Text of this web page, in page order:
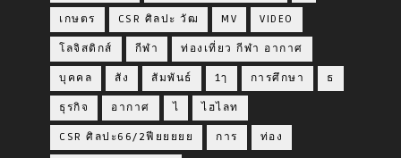
เกษตร CSR ศิลปะ วัฒ MV VIDEO
โลจิสติกส์ กีฬา ท่องเที่ยว กีฬา อากาศ
บุคคล สัง สัมพันธ์ 1ๅ การศึกษา ธ
ธุรกิจ อากาศ ไ ไฮไลท
CSR ศิลปะ66/2ฟียยยยย การ ท่อง